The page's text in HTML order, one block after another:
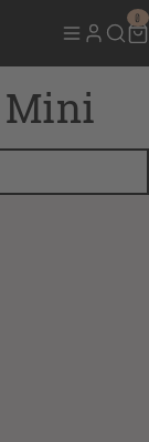
0
Mini